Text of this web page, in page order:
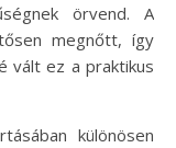
örvend. A
megnőtt, így
vált ez a praktikus
különösen